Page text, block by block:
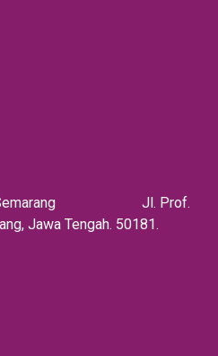
Semarang Jl. Prof.
Jawa Tengah. 50181.